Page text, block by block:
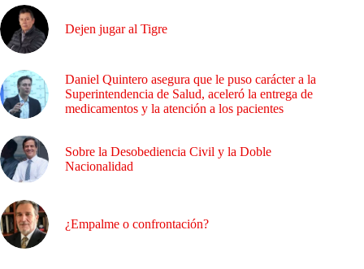
Dejen jugar al Tigre
Daniel Quintero asegura que le puso carácter a la
Superintendencia de Salud, aceleró la entrega de
medicamentos y la atención a los pacientes
Sobre la Desobediencia Civil y la Doble
Nacionalidad
¿Empalme o confrontación?